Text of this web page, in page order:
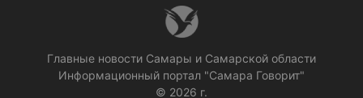
Главные новости Самары и Самарской области
Информационный портал "Самара Говорит"
© 2026 г.